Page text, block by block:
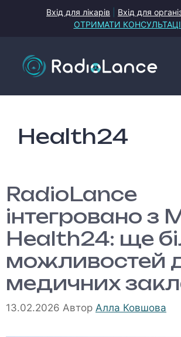
Вхід для лікарів Вхід для
ОТРИМАТИ
Health24
RadioLance
інтегровано з
Health24: ще
можливостей
медичних
13.02.2026 Автор Алла Ковшова